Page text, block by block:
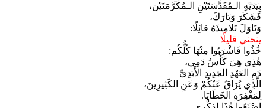
بِيَدَيْهِ الـمُقَدَّسَتَيْنِ الـمُكَرَّمَتَيْن،
فَشَكَرَ وَبَارَكَ،
وَنَاوَلَ تَلاميذَهُ قائِلًا:
ينحني قليلًا
خُذُوا فَاشْرَبُوا مِنْهَا كُلُّكُم:
هٰذِي هِيَ كَأْسُ دَمِي،
دَمِ العَهْدِ الجَدِيدِ الأَبَدِيِّ
الَّذِي يُرَاقُ عَنْكُمْ وَعَنِ الكَثِيرِينَ،
لِمَغْفِرَةِ الخَطَايَا.